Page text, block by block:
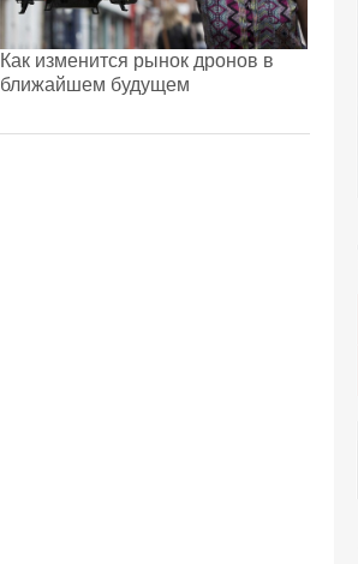
Как изменится рынок дронов в
ближайшем будущем